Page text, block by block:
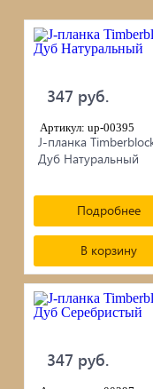
черепица...
Элементы ковки
Лакокрасочные
Электро-бензо
Метизы
ПрофКрепеж
Пропитки для
Печи для бани,
347 руб.
Артикул: up-00395
J-планка
Дуб Натуральный
Подробнее
В корзину
347 руб.